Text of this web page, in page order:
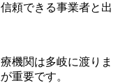
頼できる事業者と出
機関は多岐に渡りま
重要です。